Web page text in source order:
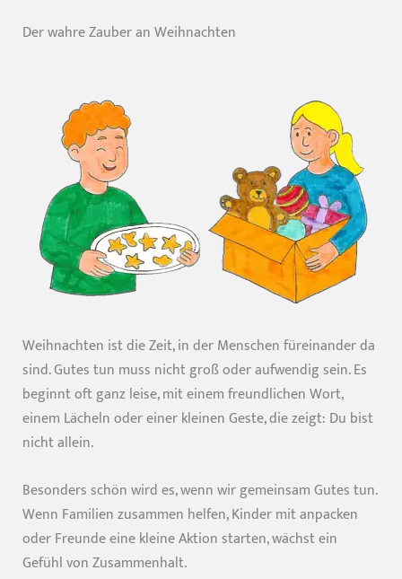
Der wahre Zauber an Weihnachten
Weihnachten ist die Zeit, in der Menschen füreinander da
sind. Gutes tun muss nicht groß oder aufwendig sein. Es
beginnt oft ganz leise, mit einem freundlichen Wort,
einem Lächeln oder einer kleinen Geste, die zeigt: Du bist
nicht allein.
Besonders schön wird es, wenn wir gemeinsam Gutes tun.
Wenn Familien zusammen helfen, Kinder mit anpacken
oder Freunde eine kleine Aktion starten, wächst ein
Gefühl von Zusammenhalt.